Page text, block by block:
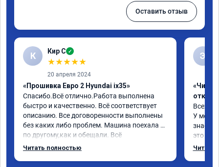
Оставить отзыв
К Кир С ✓
★★★★★
20 апреля 2024
«Прошивка Евро 2 Hyundai ix35»
Спасибо.Всё отлично.Работа выполнена
быстро и качественно. Всё соответствует
описанию. Все договоренности выполнены
без каких либо проблем. Машина поехала
по другому,как и обещали. Всё
понравилось. Рекомендую данную
Читать полностью
Э
«Чип
Всех
У меня
знает
это
газов,
Читать